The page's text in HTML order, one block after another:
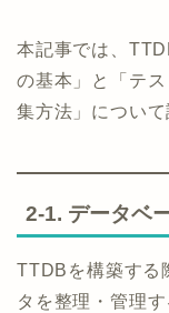
本記事では、
の基本」と「テ
集方法」について
2-1. データベ
TTDBを構築する
タを整理・管理す